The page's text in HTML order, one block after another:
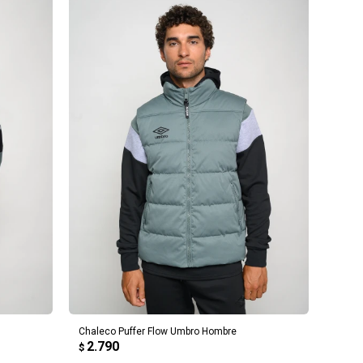
Chaleco Puffer Flow Umbro Hombre
$ 2.790
AGREGAR AL CARRITO